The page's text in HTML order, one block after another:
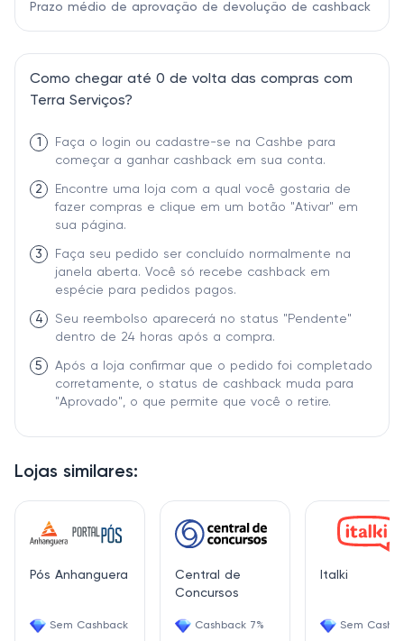
Lojas similares:
Pós Anhanguera
Sem Cashback
Central de
Concursos
Cashback 7%
Italki
Sem
Prazo médio de aprovação de devolução de cashback
Como chegar até 0 de volta das compras com
Terra Serviços?
1
Faça o login ou cadastre-se na Cashbe para
começar a ganhar cashback em sua conta.
2
Encontre uma loja com a qual você gostaria de
fazer compras e clique em um botão "Ativar" em
sua página.
3
Faça seu pedido ser concluído normalmente na
janela aberta. Você só recebe cashback em
espécie para pedidos pagos.
4
Seu reembolso aparecerá no status "Pendente"
dentro de 24 horas após a compra.
5
Após a loja confirmar que o pedido foi completado
corretamente, o status de cashback muda para
"Aprovado", o que permite que você o retire.